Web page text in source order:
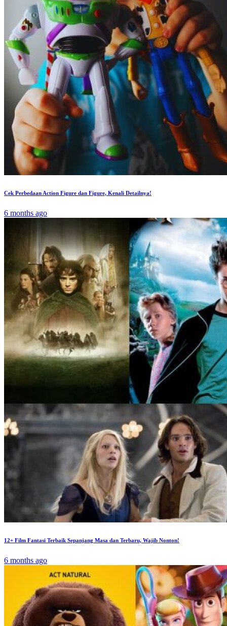
Cek Perbedaan Action Figure dan Figure, Kenali Detailnya!
6 months ago
12+ Film Fantasi Terbaik Sepanjang Masa dan Terbaru, Wajib Nonton!
6 months ago